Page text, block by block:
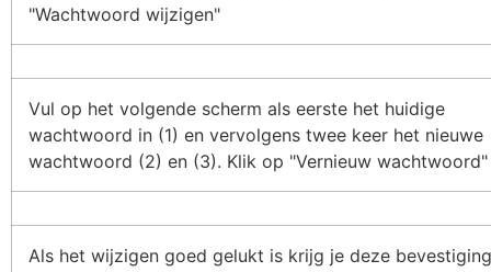
"Wachtwoord wijzigen"
Vul op het volgende scherm als eerste het huidige
wachtwoord in (1) en vervolgens twee keer het nieuwe
wachtwoord (2) en (3). Klik op "Vernieuw
Als het wijzigen goed gelukt is krijg je deze